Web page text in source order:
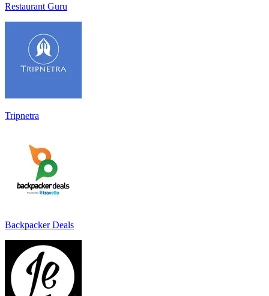
Restaurant Guru
Tripnetra
Backpacker Deals